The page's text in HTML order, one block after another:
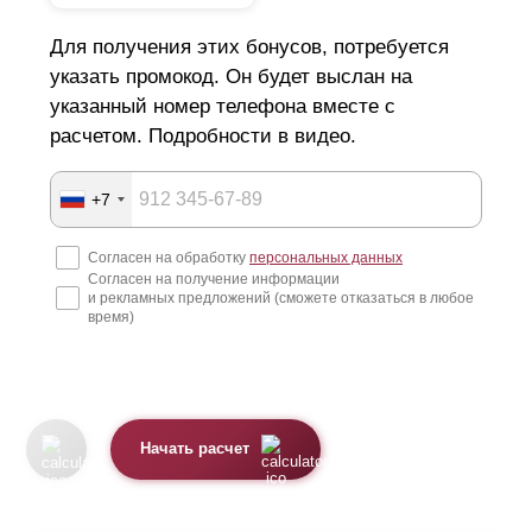
Для получения этих бонусов, потребуется
указать промокод. Он будет выслан на
указанный номер телефона вместе с
расчетом. Подробности в видео.
+7
Согласен на обработку персональных данных
Согласен на получение информации
и рекламных предложений (сможете отказаться в любое
время)
Начать расчет